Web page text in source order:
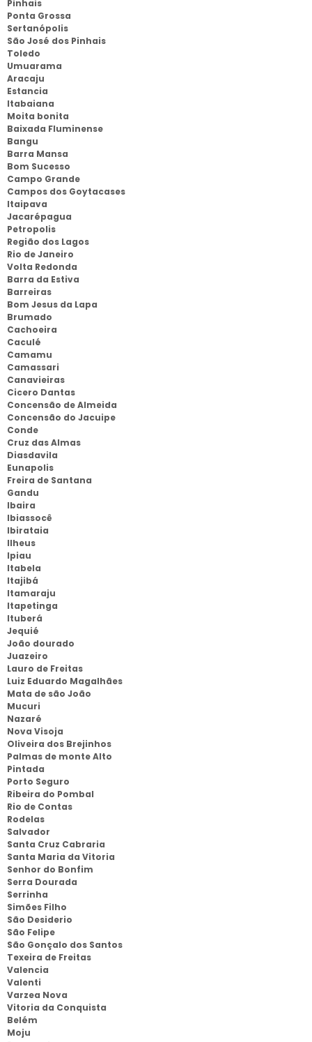
Pinhais
Ponta Grossa
Sertanópolis
São José dos Pinhais
Toledo
Umuarama
Aracaju
Estancia
Itabaiana
Moita bonita
Baixada Fluminense
Bangu
Barra Mansa
Bom Sucesso
Campo Grande
Campos dos Goytacases
Itaipava
Jacarépagua
Petropolis
Região dos Lagos
Rio de Janeiro
Volta Redonda
Barra da Estiva
Barreiras
Bom Jesus da Lapa
Brumado
Cachoeira
Caculé
Camamu
Camassari
Canavieiras
Cicero Dantas
Concensão de Almeida
Concensão do Jacuipe
Conde
Cruz das Almas
Diasdavila
Eunapolis
Freira de Santana
Gandu
Ibaira
Ibiassocê
Ibirataia
Ilheus
Ipiau
Itabela
Itajibá
Itamaraju
Itapetinga
Ituberá
Jequié
João dourado
Juazeiro
Lauro de Freitas
Luiz Eduardo Magalhães
Mata de são João
Mucuri
Nazaré
Nova Visoja
Oliveira dos Brejinhos
Palmas de monte Alto
Pintada
Porto Seguro
Ribeira do Pombal
Rio de Contas
Rodelas
Salvador
Santa Cruz Cabraria
Santa Maria da Vitoria
Senhor do Bonfim
Serra Dourada
Serrinha
Simões Filho
São Desiderio
São Felipe
São Gonçalo dos Santos
Texeira de Freitas
Valencia
Valenti
Varzea Nova
Vitoria da Conquista
Belém
Moju